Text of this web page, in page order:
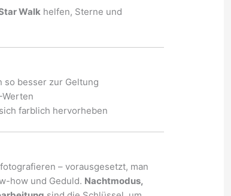
Walk helfen, Sterne und
so besser zur Geltung
Werten
farblich hervorheben
– vorausgesetzt, man
how und Geduld. Nachtmodus,